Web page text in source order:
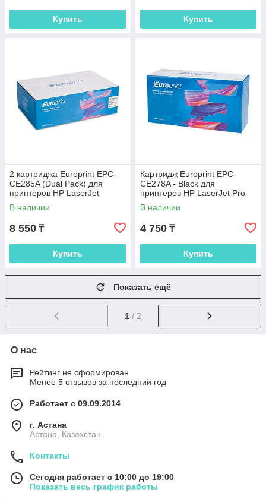
Купить Купить
2 картриджа Europrint EPC-
CE285A (Dual Pack) для
принтеров HP LaserJet
P1102/M1132/M1212
В наличии
8 550 ₸
Купить
Картридж Europrint EPC-
CE278A - Black для
принтеров HP LaserJet Pro
P1566/1606/M1536
В наличии
4 750 ₸
Купить
Показать ещё
1 / 2
О нас
Рейтинг не сформирован
Менее 5 отзывов за последний год
Работает с 09.09.2014
г. Астана
Астана, Казахстан
Контакты
Сегодня работает с 10:00 до 19:00
Показать весь график работы